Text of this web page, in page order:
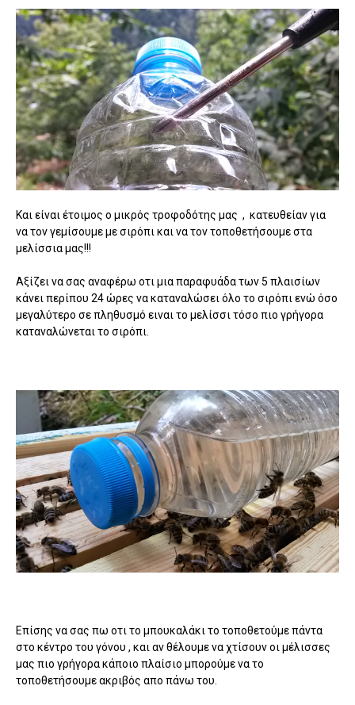
Και είναι έτοιμος ο μικρός τροφοδότης μας , κατευθείαν για
να τον γεμίσουμε με σιρόπι και να τον τοποθετήσουμε στα
μελίσσια μας!!!
Αξίζει να σας αναφέρω οτι μια παραφυάδα των 5 πλαισίων
κάνει περίπου 24 ώρες να καταναλώσει όλο το σιρόπι ενώ όσο
μεγαλύτερο σε πληθυσμό ειναι το μελίσσι τόσο πιο γρήγορα
καταναλώνεται το σιρόπι.
Επίσης να σας πω οτι το μπουκαλάκι το τοποθετούμε πάντα
στο κέντρο του γόνου , και αν θέλουμε να χτίσουν οι μέλισσες
μας πιο γρήγορα κάποιο πλαίσιο μπορούμε να το
τοποθετήσουμε ακριβός απο πάνω του.